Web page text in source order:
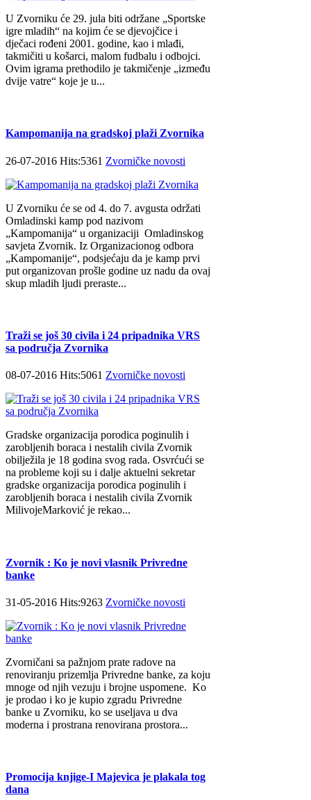
U Zvorniku će 29. jula biti održane „Sportske
igre mladih“ na kojim će se djevojčice i
dječaci rođeni 2001. godine, kao i mlađi,
takmičiti u košarci, malom fudbalu i odbojci.
Ovim igrama prethodilo je takmičenje „između
dvije vatre“ koje je u...
Kampomanija na gradskoj plaži Zvornika
26-07-2016 Hits:5361 Zvorničke novosti
U Zvorniku će se od 4. do 7. avgusta održati
Omladinski kamp pod nazivom
„Kampomanija“ u organizaciji Omladinskog
savjeta Zvornik. Iz Organizacionog odbora
„Kampomanije“, podsjećaju da je kamp prvi
put organizovan prošle godine uz nadu da ovaj
skup mladih ljudi preraste...
Traži se još 30 civila i 24 pripadnika VRS
sa područja Zvornika
08-07-2016 Hits:5061 Zvorničke novosti
Gradske organizacija porodica poginulih i
zarobljenih boraca i nestalih civila Zvornik
obilježila je 18 godina svog rada. Osvrćući se
na probleme koji su i dalje aktuelni sekretar
gradske organizacija porodica poginulih i
zarobljenih boraca i nestalih civila Zvornik
MilivojeMarković je rekao...
Zvornik : Ko je novi vlasnik Privredne
banke
31-05-2016 Hits:9263 Zvorničke novosti
Zvorničani sa pažnjom prate radove na
renoviranju prizemlja Privredne banke, za koju
mnoge od njih vezuju i brojne uspomene. Ko
je prodao i ko je kupio zgradu Privredne
banke u Zvorniku, ko se useljava u dva
moderna i prostrana renovirana prostora...
Promocija knjige-I Majevica je plakala tog
dana